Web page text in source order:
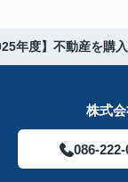
年度】不動産を購
株式
086-222-